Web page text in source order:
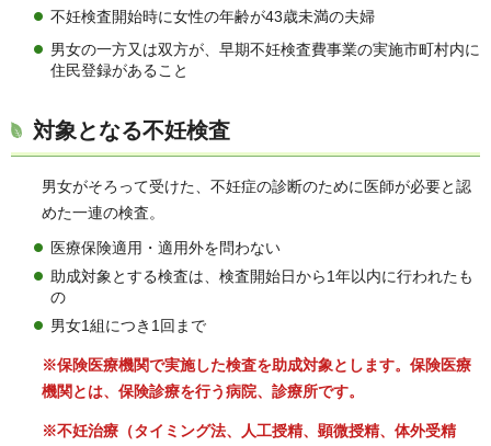
不妊検査開始時に女性の年齢が43歳未満の夫婦
男女の一方又は双方が、早期不妊検査費事業の実施市町村内に
住民登録があること
対象となる不妊検査
男女がそろって受けた、不妊症の診断のために医師が必要と認
めた一連の検査。
医療保険適用・適用外を問わない
助成対象とする検査は、検査開始日から1年以内に行われたも
の
男女1組につき1回まで
※保険医療機関で実施した検査を助成対象とします。保険医療
機関とは、保険診療を行う病院、診療所です。
※不妊治療（タイミング法、人工授精、顕微授精、体外受精